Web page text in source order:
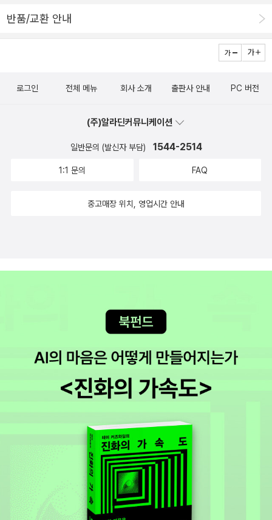
신다. 보자기로 할 수 있는 놀이들~ 뭐가 있을까?책을 읽어주면 아이
좋을 책이라는 생각이 들었다. 어제 잠을 설쳐서 살짝 졸았다.졸면서
관심이 간다. 만들기를 하고 싶다는 아이들에게 이 책을 읽어 주
대한 아이디어가 많아 나오더라고 이야기 하셨다. 인물이 추구
이들이 많은 것을 느꼈으리라는 생각이 든다. 다양한 이야기들이 나
~ 이거 재미 있을 듯. 가르침이 있는 책은 아니라도 책읽기의 즐거
주 많이 더웠듯이,,하루 종일 방콕 지겹지 않냐고 추워서 어딘가를 나
해지고 웅크려 드는지,정말 싫다,그래도 아이는 엄마보다 씩씩하게
자기 할일 열심히 하면서 잘도 다닌다,역시,,오늘도 하루 종일 방콕에
빈둥거렸지만 그덕에 열심히 책을 읽었다오늘 읽은 나의 책은 이겨울
겨울 그림책을 몇권 꺼내 읽었다 오랜만에 읽으니 기분도 새롭고 재
책은 언제 읽어도 재미있다,,
릭 노먼 맥헤너시'길기도 하다.<쉿! 엄마 깨우지마>도 재미있다. 아
기원숭이 다섯마리가 엄마의 생일파티를 위해 케잌을 만드는 과정.반
복되는 '쉿! 엄마 깨우지마'를 아이들과 함께 하면 즐거워 한다. 읽고
다. 더 읽어주고 싶지만 목이 아파서 2권으로...아이들이 많아 두 타임
나면 오후에는피곤이 밀려온다.성대가 왜 이리 약한지...그래도 견학
온 아이들 책 읽어주는 건즐겁다.나중에'책 읽어주는관장님'으로 프로
들이 가득하다)앉아서 읽어주었으면 더 좋았을듯. 아이들 고개 아팠
반품/교환 안내
로그인 전체 메뉴 회사 소개 출판사 안내 PC 버전
(주)알라딘커뮤니케이션
일반문의 (발신자 부담) 1544-2514
1:1 문의 FAQ
중고매장 위치, 영업시간 안내